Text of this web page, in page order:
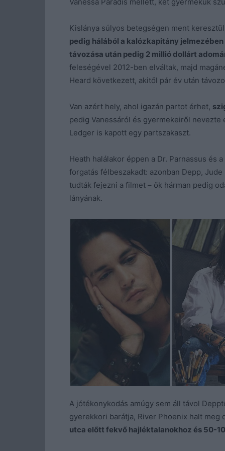
Kislánya súlyos betegségen ment
pedig hálából a kalózkapitány
távozása után pedig 2 millió dollárt
feleségével 2012-ben elváltak, majd
Heard következett, akitől pár év után
Van azért hely, ahol igazán partot érhet,
pedig Vanessáról és gyermekeiről
Ledger is kapott egy partszakaszt.
Heath halálakor éppen a Dr. Parnassus és
forgatás félbeszakadt: azonban Depp,
tudták fejezni a filmet – ők hárman pedig
lányának.
A jótékonykodás amúgy sem áll távol
gyerekkori barátja, River Phoenix halt meg
utca előtt fekvő hajléktalanokhoz és 50-